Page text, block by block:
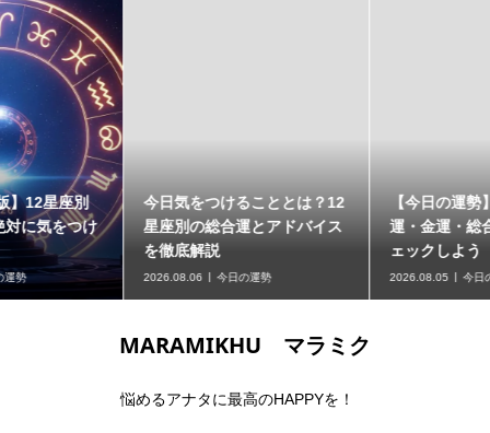
今日気をつけることとは？12
星座別の総合運とアドバイス
を徹底解説
2026.08.06 今日の運勢
【今日の運勢】あなたの恋愛
運・金運・総合運を今すぐチ
今日の運勢
MARAMIKHU マラミク
悩めるアナタに最高のHAPPYを！